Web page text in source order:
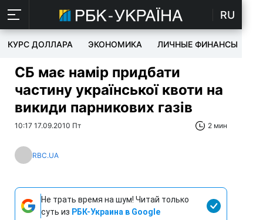
RU
КУРС ДОЛЛАРА ЭКОНОМИКА ЛИЧНЫЕ ФИНАНСЫ
СБ має намір придбати
частину української квоти на
викиди парникових газів
10:17 17.09.2010 Пт 2 мин
RBC.UA
Не трать время на шум! Читай только
суть из РБК-Украина в Google